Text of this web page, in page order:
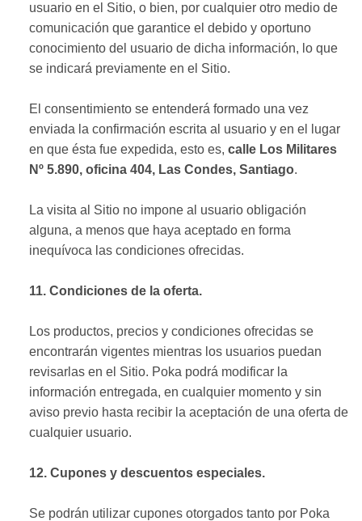
usuario en el Sitio, o bien, por cualquier otro medio de
comunicación que garantice el debido y oportuno
conocimiento del usuario de dicha información, lo que
se indicará previamente en el Sitio.
El consentimiento se entenderá formado una vez
enviada la confirmación escrita al usuario y en el lugar
en que ésta fue expedida, esto es, calle Los Militares
Nº 5.890, oficina 404, Las Condes, Santiago.
La visita al Sitio no impone al usuario obligación
alguna, a menos que haya aceptado en forma
inequívoca las condiciones ofrecidas.
11. Condiciones de la oferta.
Los productos, precios y condiciones ofrecidas se
encontrarán vigentes mientras los usuarios puedan
revisarlas en el Sitio. Poka podrá modificar la
información entregada, en cualquier momento y sin
aviso previo hasta recibir la aceptación de una oferta de
cualquier usuario.
12. Cupones y descuentos especiales.
Se podrán utilizar cupones otorgados tanto por Poka